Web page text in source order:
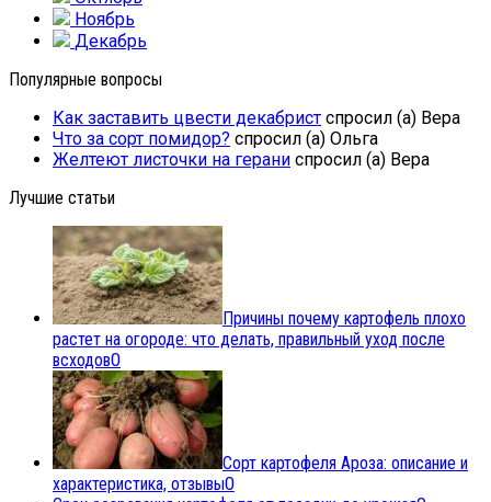
Ноябрь
Декабрь
Популярные вопросы
Как заставить цвести декабрист спросил (а) Вера
Что за сорт помидор? спросил (а) Ольга
Желтеют листочки на герани спросил (а) Вера
Лучшие статьи
Причины почему картофель плохо
растет на огороде: что делать, правильный уход после
всходов0
Сорт картофеля Ароза: описание и
характеристика, отзывы0